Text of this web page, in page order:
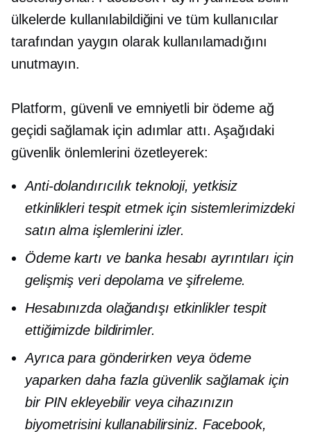
ülkelerde kullanılabildiğini ve tüm kullanıcılar
tarafından yaygın olarak kullanılamadığını
unutmayın.
Platform, güvenli ve emniyetli bir ödeme ağ
geçidi sağlamak için adımlar attı. Aşağıdaki
güvenlik önlemlerini özetleyerek:
Anti-dolandırıcılıkteknoloji, yetkisiz
etkinlikleri tespit etmek için sistemlerimizdeki
satın alma işlemlerini izler.
Ödeme kartı ve banka hesabı ayrıntıları için
gelişmiş veri depolama ve şifreleme.
Hesabınızda olağandışı etkinlikler tespit
ettiğimizde bildirimler.
Ayrıca para gönderirken veya ödeme
yaparken daha fazla güvenlik sağlamak için
bir PIN ekleyebilir veya cihazınızın
biyometrisini kullanabilirsiniz. Facebook,